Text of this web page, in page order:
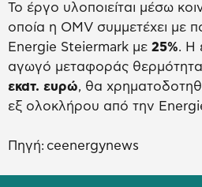
Το έργο υλοποιείται μέσω
οποία η OMV συμμετέχει με
Energie Steiermark με 25%. Η
αγωγό μεταφοράς
εκατ. ευρώ, θα
εξ ολοκλήρου από την
Πηγή: ceenergynews